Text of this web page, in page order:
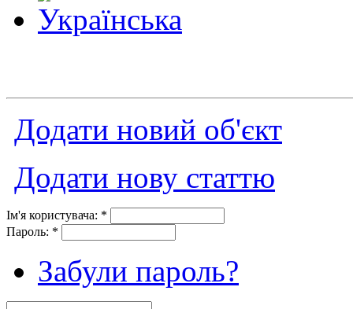
Додати новий об'єкт
Додати нову статтю
Ім'я користувача: *
Пароль: *
Забули пароль?